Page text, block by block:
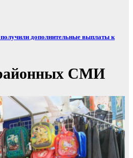
дополнительные выплаты к